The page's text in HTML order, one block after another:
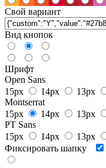
Свой вариант
Вид кнопок
Шрифт
Open Sans
15px
14px
13px
Montserrat
15px
14px
13px
PT Sans
15px
14px
13px
Фиксировать шапку